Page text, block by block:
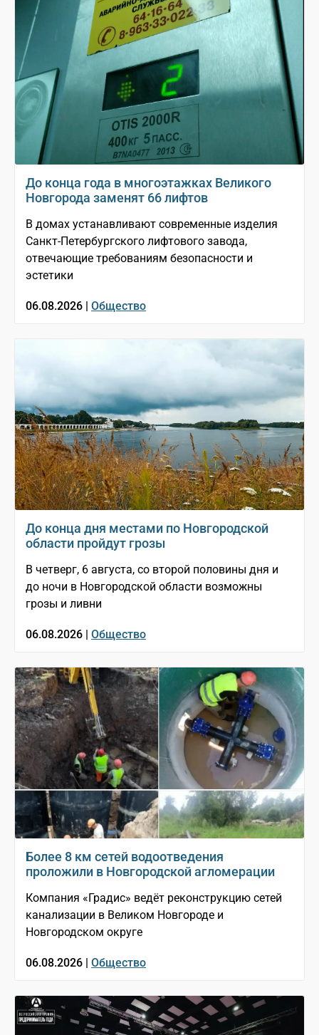
До конца года в многоэтажках Великого
Новгорода заменят 66 лифтов
В домах устанавливают современные изделия
Санкт-Петербургского лифтового завода,
отвечающие требованиям безопасности и
эстетики
06.08.2026 | Общество
До конца дня местами по Новгородской
области пройдут грозы
В четверг, 6 августа, со второй половины дня и
до ночи в Новгородской области возможны
грозы и ливни
06.08.2026 | Общество
Более 8 км сетей водоотведения
проложили в Новгородской агломерации
Компания «Градис» ведёт реконструкцию сетей
канализации в Великом Новгороде и
Новгородском округе
06.08.2026 | Общество